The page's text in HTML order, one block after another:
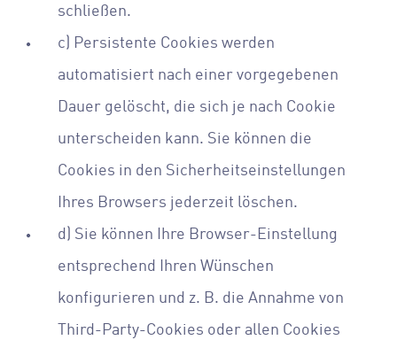
schließen.
c) Persistente Cookies werden
automatisiert nach einer vorgegebenen
Dauer gelöscht, die sich je nach Cookie
unterscheiden kann. Sie können die
Cookies in den Sicherheitseinstellungen
Ihres Browsers jederzeit löschen.
d) Sie können Ihre Browser-Einstellung
entsprechend Ihren Wünschen
konfigurieren und z. B. die Annahme von
Third-Party-Cookies oder allen Cookies